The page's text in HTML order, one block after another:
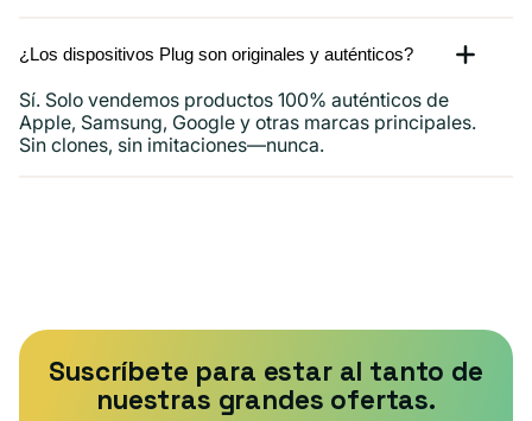
¿Los dispositivos Plug son originales y auténticos?
Sí. Solo vendemos productos 100% auténticos de
Apple, Samsung, Google y otras marcas principales.
Sin clones, sin imitaciones—nunca.
Suscríbete para estar al tanto de
nuestras grandes ofertas.